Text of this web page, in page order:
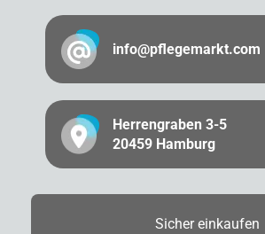
info@pflegemarkt.com
Herrengraben 3-5
20459 Hamburg
Sichereinkaufen